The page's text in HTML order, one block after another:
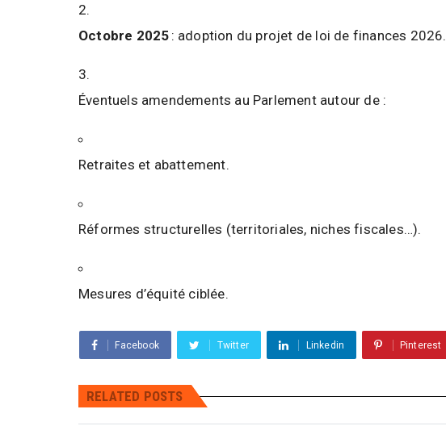
Octobre 2025 : adoption du projet de loi de finances 2026.
Éventuels amendements au Parlement autour de :
Retraites et abattement.
Réformes structurelles (territoriales, niches fiscales…).
Mesures d’équité ciblée.
Facebook Twitter Linkedin Pinterest
RELATED POSTS